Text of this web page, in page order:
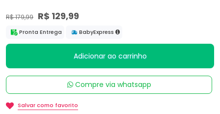
R$ 179,99 R$ 129,99
Pronta Entrega BabyExpress
Adicionar ao carrinho
Compre via whatsapp
Salvar como favorito